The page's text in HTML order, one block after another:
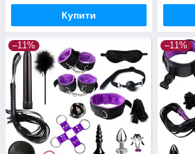
Купити
–11% –11%